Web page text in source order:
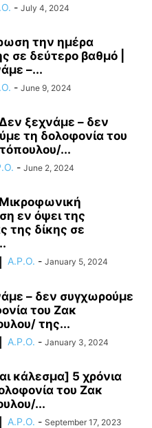
- July 4, 2024
την ημέρα
σε δεύτερο βαθμό |
–...
- June 9, 2024
ξεχνάμε – δεν
τη δολοφονία του
...
- June 2, 2024
εν όψει της
της δίκης σε
A.P.O. - January 5, 2024
– δεν συγχωρούμε
του Ζακ
της...
A.P.O. - January 3, 2024
κάλεσμα] 5 χρόνια
του Ζακ
...
A.P.O. - September 17, 2023